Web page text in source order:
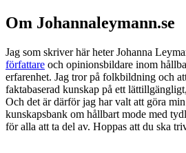
Om Johannaleymann.se
Jag som skriver här heter Johanna
författare och opinionsbildare inom
erfarenhet. Jag tror på folkbildning och
faktabaserad kunskap på ett
Och det är därför jag har valt att göra
kunskapsbank om hållbart mode med
för alla att ta del av. Hoppas att du ska